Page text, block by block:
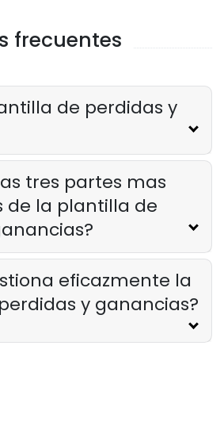
Berg
el informe P y L de su
una guia completa
propietarios de restaurantes
Marti
frecuentes
de perdidas y
tres partes mas
de la plantilla de
eficazmente la
y ganancias?